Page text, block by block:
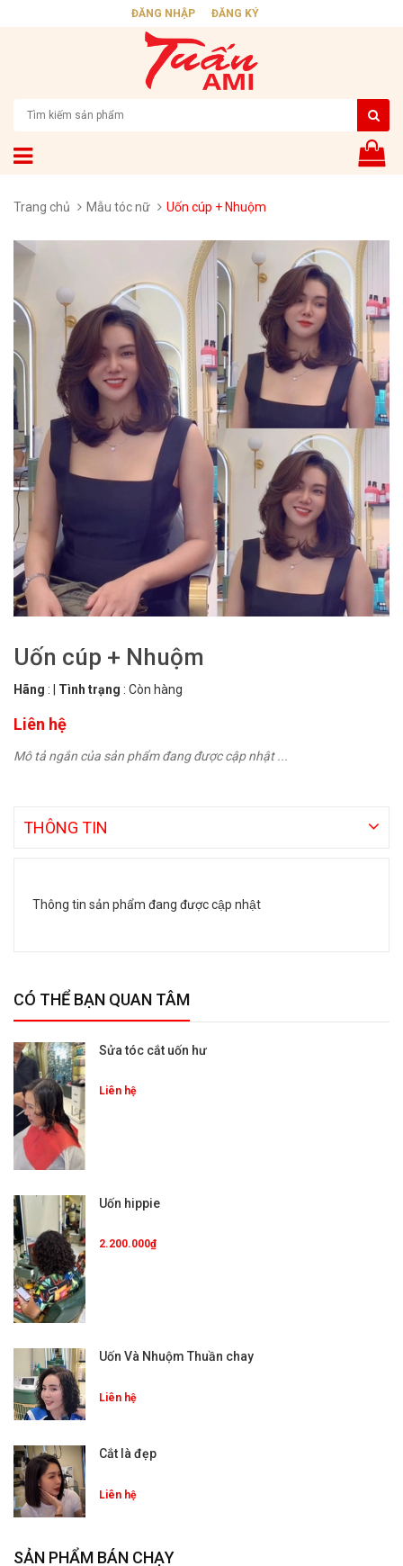
ĐĂNG NHẬP ĐĂNG KÝ
Trang chủ Mẫu tóc nữ Uốn cúp + Nhuộm
Uốn cúp + Nhuộm
Hãng : Tình trạng : Còn hàng
Liên hệ
Mô tả ngắn của sản phẩm đang được cập nhật ...
THÔNG TIN
Thông tin sản phẩm đang được cập nhật
CÓ THỂ BẠN QUAN TÂM
Sửa tóc cắt uốn hư
Liên hệ
Uốn hippie
2.200.000₫
Uốn Và Nhuộm Thuần chay
Liên hệ
Cắt là đẹp
Liên hệ
SẢN PHẨM BÁN CHẠY